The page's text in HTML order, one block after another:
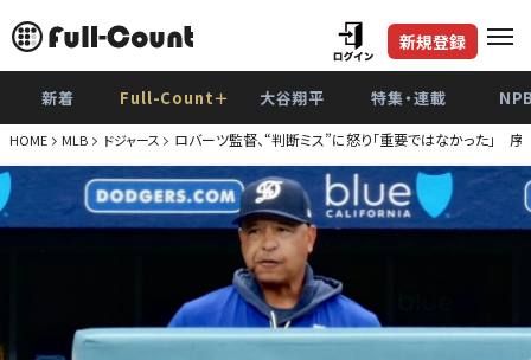
新規登録
新着 Full-Count＋ 大谷翔平 特集・連載
HOME MLB ドジャース ロバーツ監督、“判断ミス”に怒り「重要ではなかった」 序